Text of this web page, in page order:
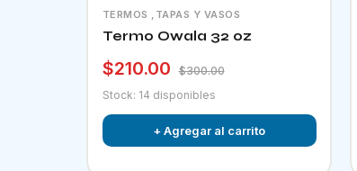
TERMOS ,TAPAS Y VASOS
Termo Owala 32 oz
$210.00
$300.00
Stock: 14 disponibles
+ Agregar al carrito